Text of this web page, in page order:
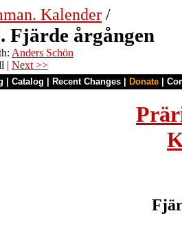
Kalender /
Fjärde årgången
Anders Schön
| Next >>
Catalog Recent Changes Donate